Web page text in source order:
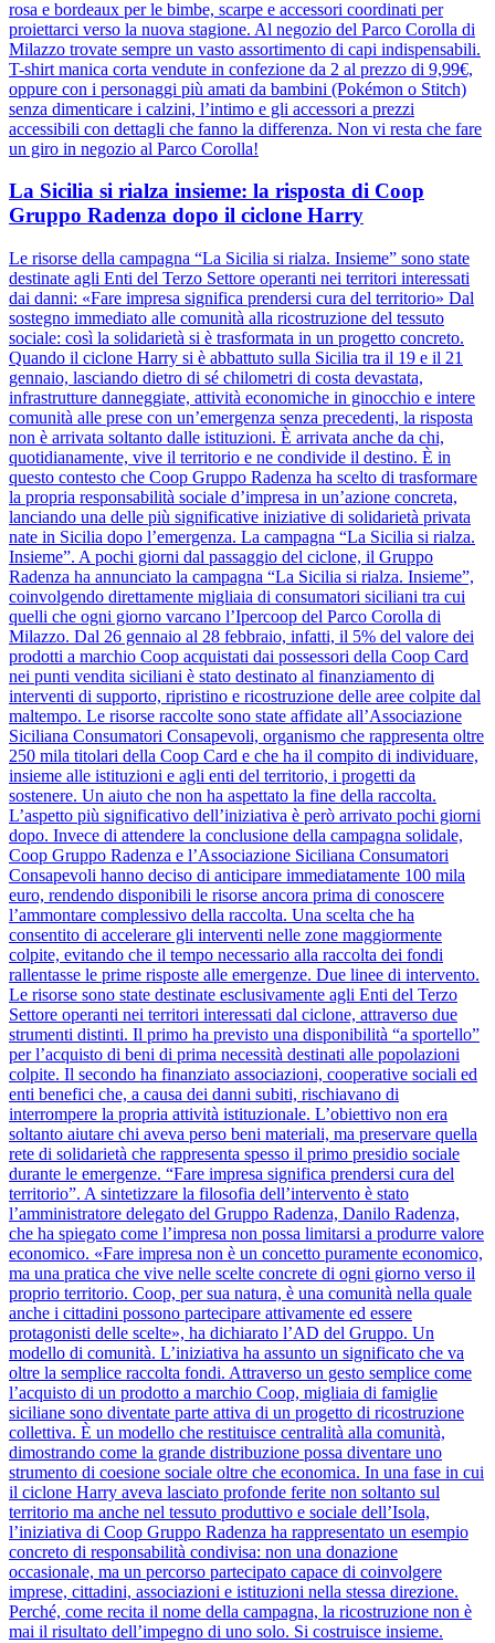
rosa e bordeaux per le bimbe, scarpe e accessori coordinati per
proiettarci verso la nuova stagione. Al negozio del Parco Corolla di
Milazzo trovate sempre un vasto assortimento di capi indispensabili.
T-shirt manica corta vendute in confezione da 2 al prezzo di 9,99€,
oppure con i personaggi più amati da bambini (Pokémon o Stitch)
senza dimenticare i calzini, l’intimo e gli accessori a prezzi
accessibili con dettagli che fanno la differenza. Non vi resta che fare
un giro in negozio al Parco Corolla!
La Sicilia si rialza insieme: la risposta di Coop
Gruppo Radenza dopo il ciclone Harry
Le risorse della campagna “La Sicilia si rialza. Insieme” sono state
destinate agli Enti del Terzo Settore operanti nei territori interessati
dai danni: «Fare impresa significa prendersi cura del territorio» Dal
sostegno immediato alle comunità alla ricostruzione del tessuto
sociale: così la solidarietà si è trasformata in un progetto concreto.
Quando il ciclone Harry si è abbattuto sulla Sicilia tra il 19 e il 21
gennaio, lasciando dietro di sé chilometri di costa devastata,
infrastrutture danneggiate, attività economiche in ginocchio e intere
comunità alle prese con un’emergenza senza precedenti, la risposta
non è arrivata soltanto dalle istituzioni. È arrivata anche da chi,
quotidianamente, vive il territorio e ne condivide il destino. È in
questo contesto che Coop Gruppo Radenza ha scelto di trasformare
la propria responsabilità sociale d’impresa in un’azione concreta,
lanciando una delle più significative iniziative di solidarietà privata
nate in Sicilia dopo l’emergenza. La campagna “La Sicilia si rialza.
Insieme”. A pochi giorni dal passaggio del ciclone, il Gruppo
Radenza ha annunciato la campagna “La Sicilia si rialza. Insieme”,
coinvolgendo direttamente migliaia di consumatori siciliani tra cui
quelli che ogni giorno varcano l’Ipercoop del Parco Corolla di
Milazzo. Dal 26 gennaio al 28 febbraio, infatti, il 5% del valore dei
prodotti a marchio Coop acquistati dai possessori della Coop Card
nei punti vendita siciliani è stato destinato al finanziamento di
interventi di supporto, ripristino e ricostruzione delle aree colpite dal
maltempo. Le risorse raccolte sono state affidate all’Associazione
Siciliana Consumatori Consapevoli, organismo che rappresenta oltre
250 mila titolari della Coop Card e che ha il compito di individuare,
insieme alle istituzioni e agli enti del territorio, i progetti da
sostenere. Un aiuto che non ha aspettato la fine della raccolta.
L’aspetto più significativo dell’iniziativa è però arrivato pochi giorni
dopo. Invece di attendere la conclusione della campagna solidale,
Coop Gruppo Radenza e l’Associazione Siciliana Consumatori
Consapevoli hanno deciso di anticipare immediatamente 100 mila
euro, rendendo disponibili le risorse ancora prima di conoscere
l’ammontare complessivo della raccolta. Una scelta che ha
consentito di accelerare gli interventi nelle zone maggiormente
colpite, evitando che il tempo necessario alla raccolta dei fondi
rallentasse le prime risposte alle emergenze. Due linee di intervento.
Le risorse sono state destinate esclusivamente agli Enti del Terzo
Settore operanti nei territori interessati dal ciclone, attraverso due
strumenti distinti. Il primo ha previsto una disponibilità “a sportello”
per l’acquisto di beni di prima necessità destinati alle popolazioni
colpite. Il secondo ha finanziato associazioni, cooperative sociali ed
enti benefici che, a causa dei danni subiti, rischiavano di
interrompere la propria attività istituzionale. L’obiettivo non era
soltanto aiutare chi aveva perso beni materiali, ma preservare quella
rete di solidarietà che rappresenta spesso il primo presidio sociale
durante le emergenze. “Fare impresa significa prendersi cura del
territorio”. A sintetizzare la filosofia dell’intervento è stato
l’amministratore delegato del Gruppo Radenza, Danilo Radenza,
che ha spiegato come l’impresa non possa limitarsi a produrre valore
economico. «Fare impresa non è un concetto puramente economico,
ma una pratica che vive nelle scelte concrete di ogni giorno verso il
proprio territorio. Coop, per sua natura, è una comunità nella quale
anche i cittadini possono partecipare attivamente ed essere
protagonisti delle scelte», ha dichiarato l’AD del Gruppo. Un
modello di comunità. L’iniziativa ha assunto un significato che va
oltre la semplice raccolta fondi. Attraverso un gesto semplice come
l’acquisto di un prodotto a marchio Coop, migliaia di famiglie
siciliane sono diventate parte attiva di un progetto di ricostruzione
collettiva. È un modello che restituisce centralità alla comunità,
dimostrando come la grande distribuzione possa diventare uno
strumento di coesione sociale oltre che economica. In una fase in cui
il ciclone Harry aveva lasciato profonde ferite non soltanto sul
territorio ma anche nel tessuto produttivo e sociale dell’Isola,
l’iniziativa di Coop Gruppo Radenza ha rappresentato un esempio
concreto di responsabilità condivisa: non una donazione
occasionale, ma un percorso partecipato capace di coinvolgere
imprese, cittadini, associazioni e istituzioni nella stessa direzione.
Perché, come recita il nome della campagna, la ricostruzione non è
mai il risultato dell’impegno di uno solo. Si costruisce insieme.